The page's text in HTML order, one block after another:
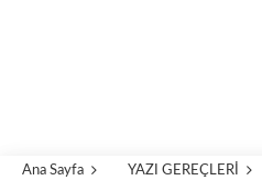
Ana Sayfa YAZI GEREÇLERİ